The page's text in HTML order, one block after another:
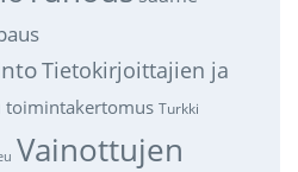
Tietokirjoittajien ja
toimintakertomus Turkki
Vainottujen